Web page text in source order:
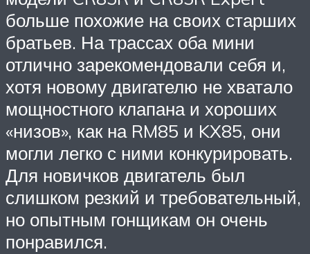
больше похожие на своих старших
братьев. На трассах оба мини
отлично зарекомендовали себя и,
хотя новому двигателю не хватало
мощностного клапана и хороших
«низов», как на RM85 и KX85, они
могли легко с ними конкурировать.
Для новичков двигатель был
слишком резкий и требовательный,
но опытным гонщикам он очень
понравился.